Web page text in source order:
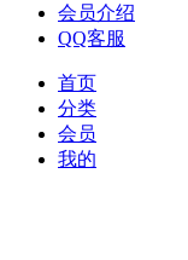
会员介绍
QQ客服
首页
分类
会员
我的